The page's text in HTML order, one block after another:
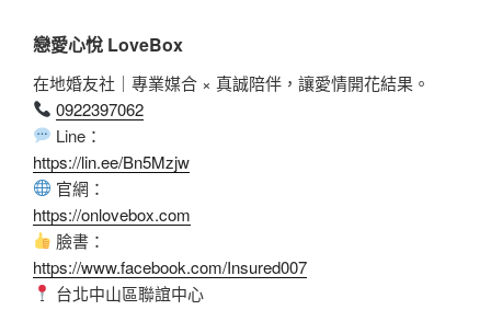
戀愛心悅 LoveBox
在地婚友社｜專業媒合 × 真誠陪伴，讓愛情開花結果。
0922397062
Line：
https://lin.ee/Bn5Mzjw
官網：
https://onlovebox.com
臉書：
https://www.facebook.com/Insured007
台北中山區聯誼中心